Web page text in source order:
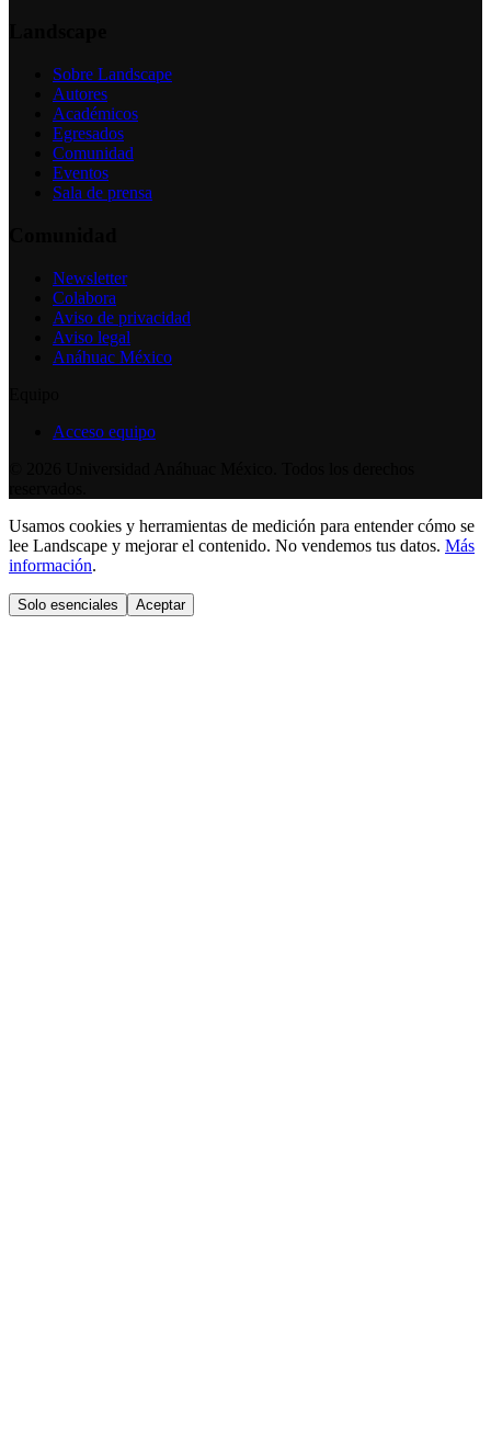
Sobre Landscape
Autores
Académicos
Egresados
Comunidad
Eventos
Sala de prensa
Newsletter
Colabora
Aviso de privacidad
Aviso legal
Anáhuac México
Acceso equipo
Usamos cookies y herramientas de medición para entender cómo se
lee Landscape y mejorar el contenido. No vendemos tus datos. Más
información.
Solo esenciales Aceptar